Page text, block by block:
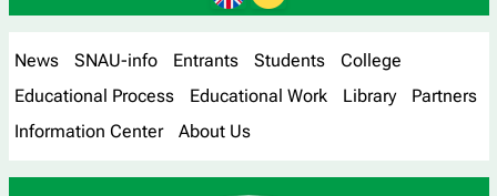
News SNAU-info Entrants Students
College
Educational Process
Educational Work Library
Partners
Information Center
About Us